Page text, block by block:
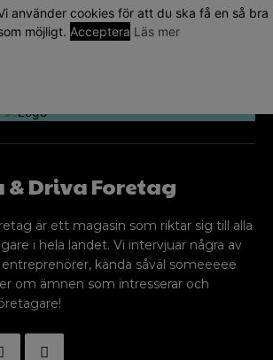
& Driva Foretag
är ett magasin som riktar sig till alla
i hela landet. Vi intervjuar några av
kända såväl someeeee
om ämnen som intresserar och
använder cookies för att du ska få en så bra
möjligt. Acceptera Läs mer